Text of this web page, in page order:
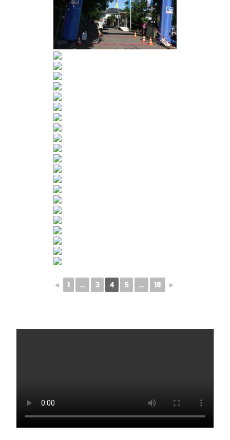
◄ 1 … 3 4 5 … 18 ►